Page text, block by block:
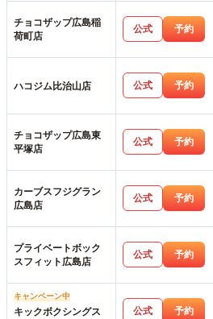
チョコザップ広島稲
荷町店
公式 予約
ハコジム比治山店 公式 予約
チョコザップ広島東
平塚店
公式 予約
カーブスフジグラン
広島店
公式 予約
プライベートボック
スフィット広島店
公式 予約
キャンペーン中
キックボクシングス
公式 予約